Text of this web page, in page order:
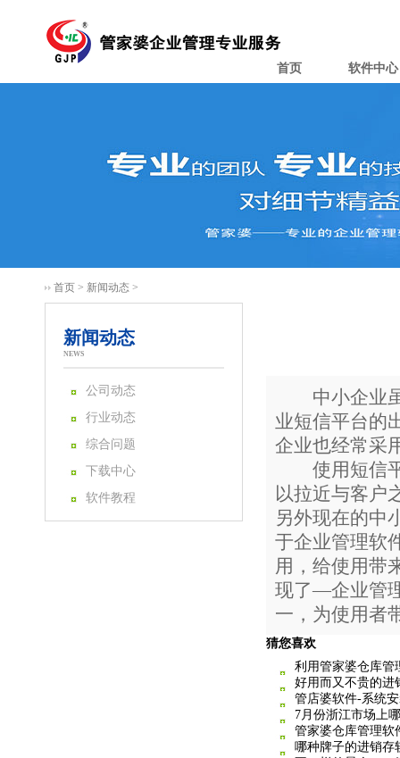
首页 软件中心
首页 > 新闻动态 >
新闻动态
NEWS
公司动态
行业动态
综合问题
下载中心
软件教程
中小企业虽
业短信平台的
企业也经常采
使用短信平
以拉近与客户
另外现在的中
于企业管理软
用，给使用带
现了—企业管
一，为使用者
猜您喜欢
利用管家婆仓库管
好用而又不贵的进
管店婆软件-系统
7月份浙江市场上
管家婆仓库管理软
哪种牌子的进销存